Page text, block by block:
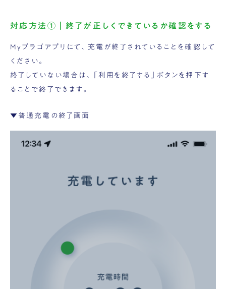
対応方法①｜終了が正しくできているか確認をする
Myプラゴアプリにて、充電が終了されていることを確認して
ください。
終了していない場合は、「利用を終了する」ボタンを押下す
ることで終了できます。
▼普通充電の終了画面